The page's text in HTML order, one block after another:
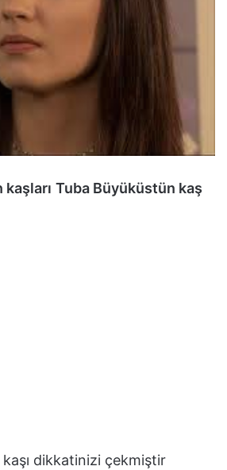
Tuba Büyüküstün kaş
dikkatinizi çekmiştir